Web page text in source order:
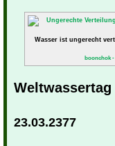
Wasser ist ungerecht
boonchok -
Weltwassertag
23.03.2377